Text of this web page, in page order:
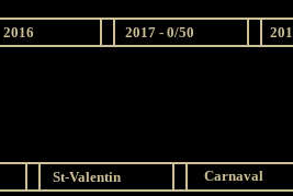
2016 2017 - 0/50
St-Valentin Carnaval